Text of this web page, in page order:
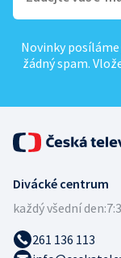
Novinky
žádný spam.